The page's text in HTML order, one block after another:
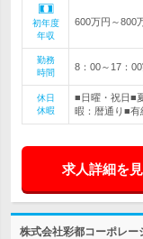
初年度
年収
600万円～800
勤務
時間
8：00～17：
休日
休暇
■日曜・祝日■
暇：暦通り■有
求人詳細を
株式会社彩都コーポレー